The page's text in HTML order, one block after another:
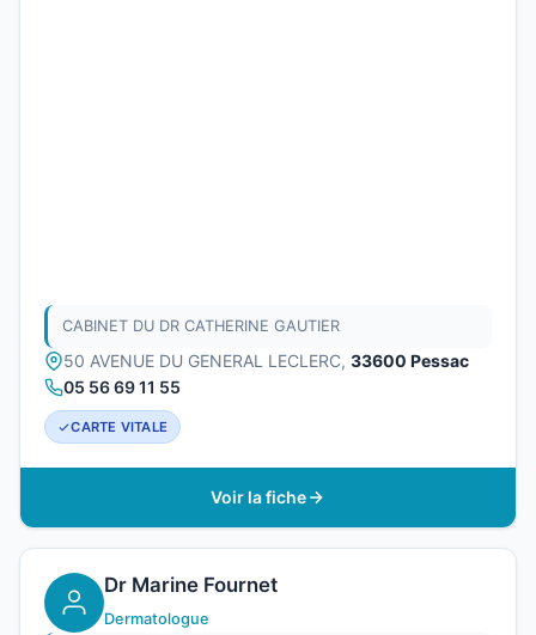
CABINET DU DR CATHERINE GAUTIER
50 AVENUE DU GENERAL LECLERC, 33600 Pessac
05 56 69 11 55
CARTE VITALE
Voir la fiche
Dr Marine Fournet
Dermatologue